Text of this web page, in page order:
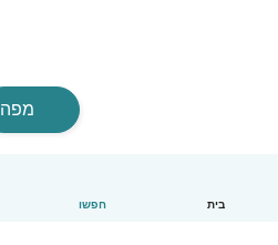
בית חפשו
מפה